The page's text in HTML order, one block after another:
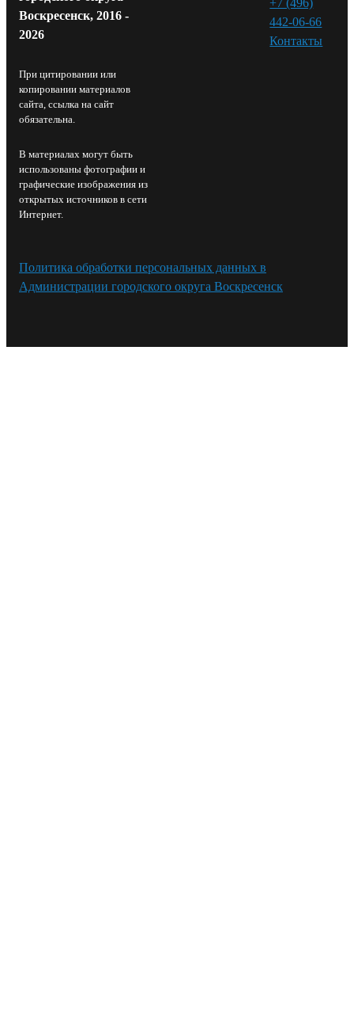
Воскресенск, 2016 -
2026
При цитировании или
копировании материалов
сайта, ссылка на сайт
обязательна.
В материалах могут быть
использованы фотографии и
графические изображения из
открытых источников в сети
Интернет.
442-06-66
Контакты⁠
Политика обработки персональных данных в
Администрации городского округа Воскресенск